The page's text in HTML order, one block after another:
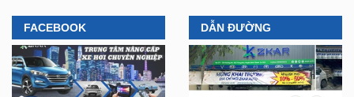
FACEBOOK DẪN ĐƯỜNG